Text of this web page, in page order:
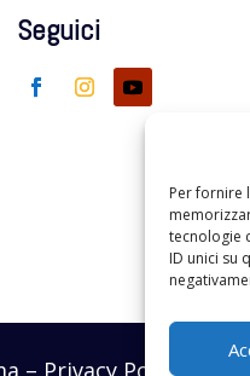
Per fornire
tecnologie
ID unici su
Seguici
– Privacy Policy –